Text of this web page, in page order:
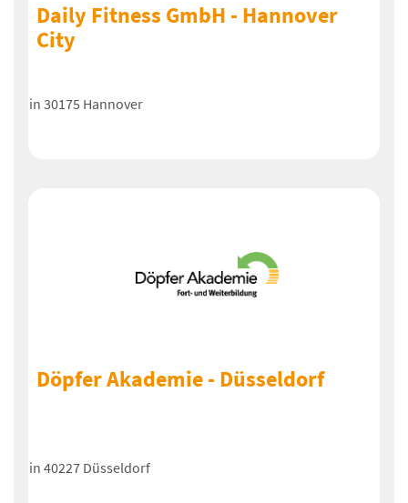
Daily Fitness GmbH - Hannover
City
in 30175 Hannover
Döpfer Akademie - Düsseldorf
in 40227 Düsseldorf